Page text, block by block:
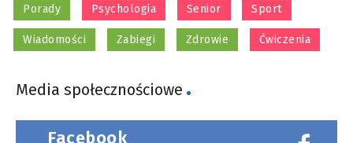
Porady Psychologia Senior Sport
Wiadomości Zabiegi Zdrowie Ćwiczenia
Media społecznościowe
Facebook